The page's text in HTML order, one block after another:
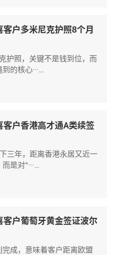
户多米尼克护照8个月
护照，关键不是钱到位，而
的核心···…
客户香港高才通A类续签
三年，距离香港永居又近一
是对“···…
客户葡萄牙黄金签证波尔
成，意味着客户距离欧盟